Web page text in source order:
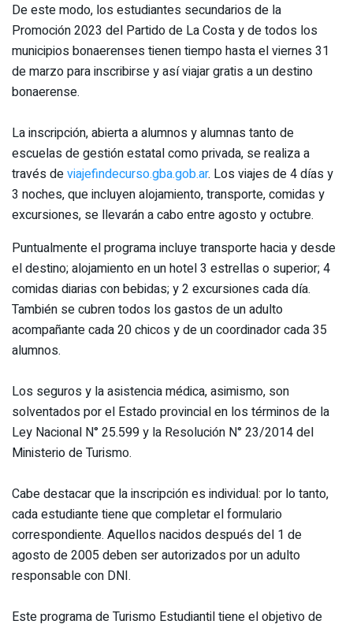
De este modo, los estudiantes secundarios de la
Promoción 2023 del Partido de La Costa y de todos los
municipios bonaerenses tienen tiempo hasta el viernes 31
de marzo para inscribirse y así viajar gratis a un destino
bonaerense.
La inscripción, abierta a alumnos y alumnas tanto de
escuelas de gestión estatal como privada, se realiza a
través deviajefindecurso.gba.gob.ar. Los viajes de 4 días y
3 noches, que incluyen alojamiento, transporte, comidas y
excursiones, se llevarán a cabo entre agosto y octubre.
Puntualmente el programa incluye transporte hacia y desde
el destino; alojamiento en un hotel 3 estrellas o superior; 4
comidas diarias con bebidas; y 2 excursiones cada día.
También se cubren todos los gastos de un adulto
acompañante cada 20 chicos y de un coordinador cada 35
alumnos.
Los seguros y la asistencia médica, asimismo, son
solventados por el Estado provincial en los términos de la
Ley Nacional N° 25.599 y la Resolución N° 23/2014 del
Ministerio de Turismo.
Cabe destacar que la inscripción es individual: por lo tanto,
cada estudiante tiene que completar el formulario
correspondiente. Aquellos nacidos después del 1 de
agosto de 2005 deben ser autorizados por un adulto
responsable con DNI.
Este programa de Turismo Estudiantil tiene el objetivo de